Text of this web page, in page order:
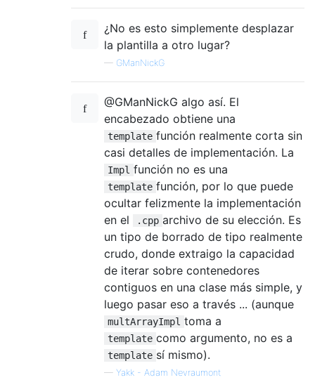
¿No es esto simplemente desplazar
la plantilla a otro lugar?
— GManNickG
@GManNickG algo así. El
encabezado obtiene una
template función realmente corta sin
casi detalles de implementación. La
Impl función no es una
template función, por lo que puede
ocultar felizmente la implementación
en el
.cpp archivo de su elección. Es
un tipo de borrado de tipo realmente
crudo, donde extraigo la capacidad
de iterar sobre contenedores
contiguos en una clase más simple, y
luego pasar eso a través ... (aunque
multArrayImpl toma a
template como argumento, no es a
template sí mismo).
— Yakk - Adam Nevraumont